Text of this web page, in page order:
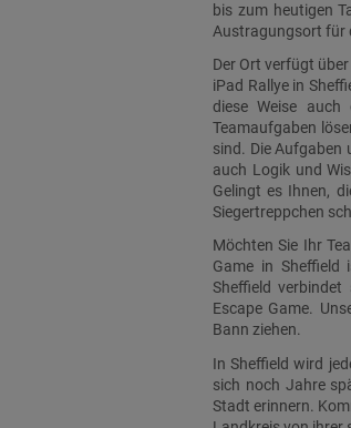
bis zum heutigen
Austragungsort für
Der Ort verfügt
iPad Rallye in
diese Weise auch
Teamaufgaben
sind. Die Aufgaben
auch Logik und
Gelingt es Ihnen,
Siegertreppchen
Möchten Sie Ihr
Game in Sheffield
Sheffield
Escape Game.
Bann ziehen.
In Sheffield wird
sich noch Jahre
Stadt erinnern.